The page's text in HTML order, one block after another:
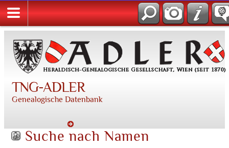
TNG-ADLER
Genealogische Datenbank
Suche nach Namen